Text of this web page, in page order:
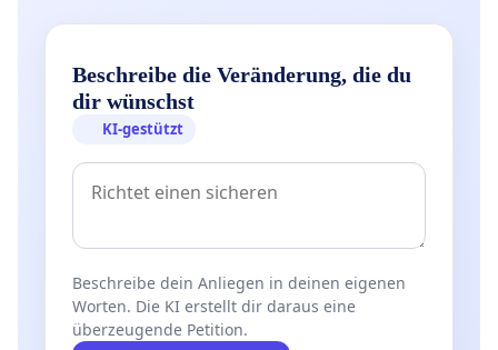
Beschreibe die Veränderung, die du
dir wünschst
KI-gestützt
Beschreibe dein Anliegen in deinen eigenen
Worten. Die KI erstellt dir daraus eine
überzeugende Petition.